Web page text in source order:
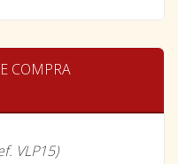
COMPRA
VLP15)